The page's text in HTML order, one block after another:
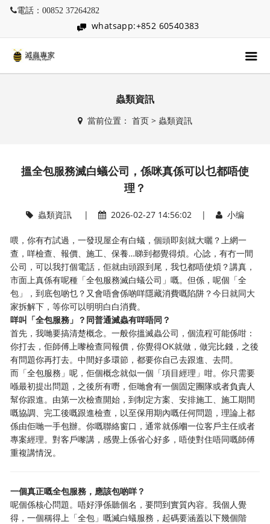
電話：00852 37264282
whatsapp:+852 60540383
蟲類資訊
當前位置： 首页> 蟲類資訊
搵全包服務滅白蟻公司，係咪真係可以乜都唔使
理？
蟲類資訊| 2026-02-27 14:56:02 | 小编
喂，你有冇試過，一發現屋企有白蟻，個頭即刻就大曬？上網一
查，咩檢查、報價、施工、保養…睇到都覺得煩。心諗，有冇一間
公司，可以我打個電話，佢就由頭跟到尾，我乜都唔使煩？講真，
市面上真係有呢種「全包服務滅白蟻公司」嘅。但係，呢個「全
包」，到底包啲乜？又會唔會係啲咩隱藏消費嘅陷阱？今日就同大
家拆解下，等你可以明明白白消費。
咩叫「全包服務」？同普通滅蟲有咩唔同？
首先，我哋要搞清楚概念。一般你搵滅蟲公司，個流程可能係咁：
你打去，佢師傅上嚟檢查同報價，你覺得OK就做，做完比錢，之後
有問題你再打去。中間好多環節，都要你自己去跟進、去問。
而「全包服務」呢，佢個概念就似一個「項目經理」咁。你只需要
喺最初提出問題，之後所有嘢，佢哋會有一個固定團隊或者負責人
幫你跟進。由第一次檢查開始，到制定方案、安排施工、施工期間
嘅協調、完工後嘅跟進檢查，以至保用期內嘅任何問題，理論上都
係由佢哋一手包辦。你嘅聯絡窗口，通常就係嗰一位客戶主任或者
專案經理。對客戶嚟講，感覺上係省心好多，唔使對住唔同嘅師傅
重複講情況。
一個真正嘅全包服務，應該包啲咩？
呢個係核心問題。唔好淨係聽個名，要問到實質內容。我個人覺
得，一個稱得上「全包」嘅滅白蟻服務，起碼要涵蓋以下幾個階